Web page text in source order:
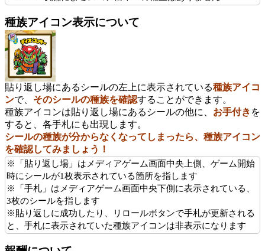
種族アイコン表示について
貼り返し場にあるシールの左上に表示されている種族アイコ
ンで、 そのシールの種族を確認することができます。
種族アイコンは貼り返し場にあるシールの他に、 お手付き を
すると、各手札にも出現します。
シールの種族が分からなくなってしまったら、種族アイコン
を確認してみましょう！
※「貼り返し場」はメディアゲーム画面中央上側、ゲーム開始
時にシールが1枚表示されている箇所を指します
※「手札」はメディアゲーム画面中央下側に表示されている、
3枚のシールを指します
※貼り返しに成功したり、リロールボタンで手札が更新される
と、手札に表示されていた種族アイコンは非表示になります